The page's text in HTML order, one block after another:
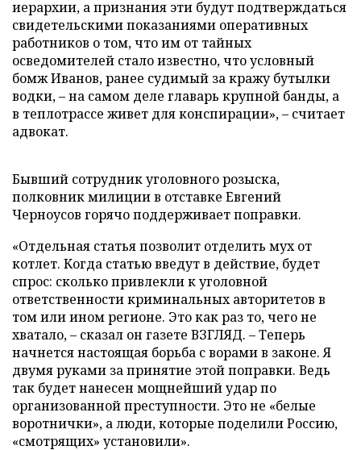
иерархии, а признания эти будут подтверждаться
свидетельскими показаниями оперативных
работников о том, что им от тайных
осведомителей стало известно, что условный
бомж Иванов, ранее судимый за кражу бутылки
водки, – на самом деле главарь крупной банды, а
в теплотрассе живет для конспирации», – считает
адвокат.
Бывший сотрудник уголовного розыска,
полковник милиции в отставке Евгений
Черноусов горячо поддерживает поправки.
«Отдельная статья позволит отделить мух от
котлет. Когда статью введут в действие, будет
спрос: сколько привлекли к уголовной
ответственности криминальных авторитетов в
том или ином регионе. Это как раз то, чего не
хватало, – сказал он газете ВЗГЛЯД. – Теперь
начнется настоящая борьба с ворами в законе. Я
двумя руками за принятие этой поправки. Ведь
так будет нанесен мощнейший удар по
организованной преступности. Это не «белые
воротнички», а люди, которые поделили Россию,
«смотрящих» установили».